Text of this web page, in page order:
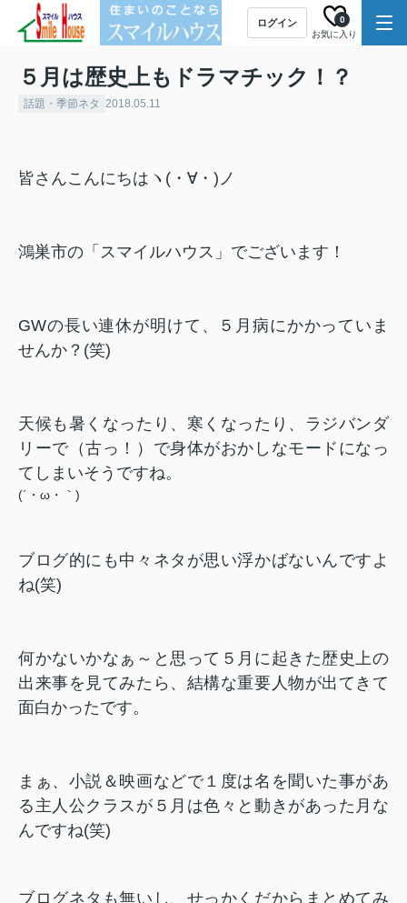
ログイン
お気に入り
0
５月は歴史上もドラマチック！？
話題・季節ネタ 2018.05.11
皆さんこんにちはヽ(・∀・)ノ
鴻巣市の「スマイルハウス」でございます！
GWの長い連休が明けて、５月病にかかっていま
せんか？(笑)
天候も暑くなったり、寒くなったり、ラジバンダ
リーで（古っ！）で身体がおかしなモードになっ
てしまいそうですね。
(´・ω・｀)
ブログ的にも中々ネタが思い浮かばないんですよ
ね(笑)
何かないかなぁ～と思って５月に起きた歴史上の
出来事を見てみたら、結構な重要人物が出てきて
面白かったです。
まぁ、小説＆映画などで１度は名を聞いた事があ
る主人公クラスが５月は色々と動きがあった月な
んですね(笑)
ブログネタも無いし、せっかくだからまとめてみ